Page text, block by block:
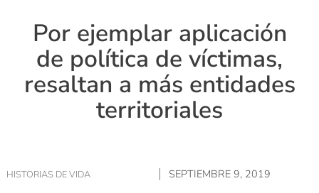
Por ejemplar aplicación
de política de víctimas,
resaltan a más entidades
territoriales
HISTORIAS DE VIDA SEPTIEMBRE 9, 2019